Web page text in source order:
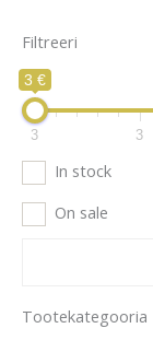
Filtreeri
3 €
3 3
In stock
On sale
Tootekategooria